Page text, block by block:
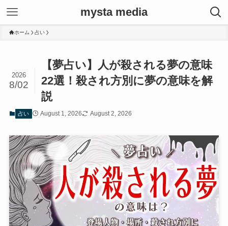
mysta media
ホーム 占い
【夢占い】人が殺される夢の意味
22選！殺され方別に夢の意味を解
説
2026
8/02
占い August 1, 2026 August 2, 2026